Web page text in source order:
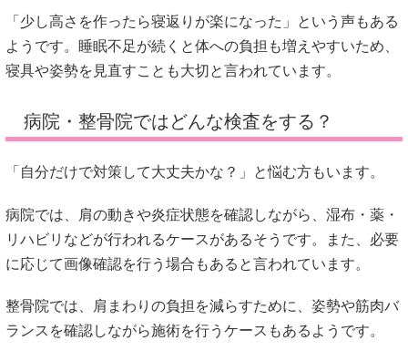
「少し高さを作ったら寝返りが楽になった」という声もある
ようです。睡眠不足が続くと体への負担も増えやすいため、
寝具や姿勢を見直すことも大切と言われています。
病院・整骨院ではどんな検査をする？
「自分だけで対策して大丈夫かな？」と悩む方もいます。
病院では、肩の動きや炎症状態を確認しながら、湿布・薬・
リハビリなどが行われるケースがあるそうです。また、必要
に応じて画像確認を行う場合もあると言われています。
整骨院では、肩まわりの負担を減らすために、姿勢や筋肉バ
ランスを確認しながら施術を行うケースもあるようです。